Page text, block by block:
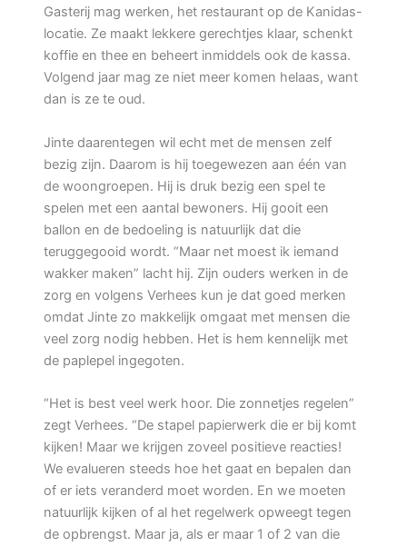
Gasterij mag werken, het restaurant op de Kanidas-
locatie. Ze maakt lekkere gerechtjes klaar, schenkt
koffie en thee en beheert inmiddels ook de kassa.
Volgend jaar mag ze niet meer komen helaas, want
dan is ze te oud.
Jinte daarentegen wil echt met de mensen zelf
bezig zijn. Daarom is hij toegewezen aan één van
de woongroepen. Hij is druk bezig een spel te
spelen met een aantal bewoners. Hij gooit een
ballon en de bedoeling is natuurlijk dat die
teruggegooid wordt. “Maar net moest ik iemand
wakker maken” lacht hij. Zijn ouders werken in de
zorg en volgens Verhees kun je dat goed merken
omdat Jinte zo makkelijk omgaat met mensen die
veel zorg nodig hebben. Het is hem kennelijk met
de paplepel ingegoten.
“Het is best veel werk hoor. Die zonnetjes regelen”
zegt Verhees. “De stapel papierwerk die er bij komt
kijken! Maar we krijgen zoveel positieve reacties!
We evalueren steeds hoe het gaat en bepalen dan
of er iets veranderd moet worden. En we moeten
natuurlijk kijken of al het regelwerk opweegt tegen
de opbrengst. Maar ja, als er maar 1 of 2 van die